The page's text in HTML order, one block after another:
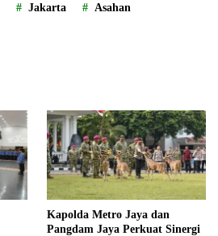
Jakarta Asahan
Kapolda Metro Jaya dan
Pangdam Jaya Perkuat Sinergi